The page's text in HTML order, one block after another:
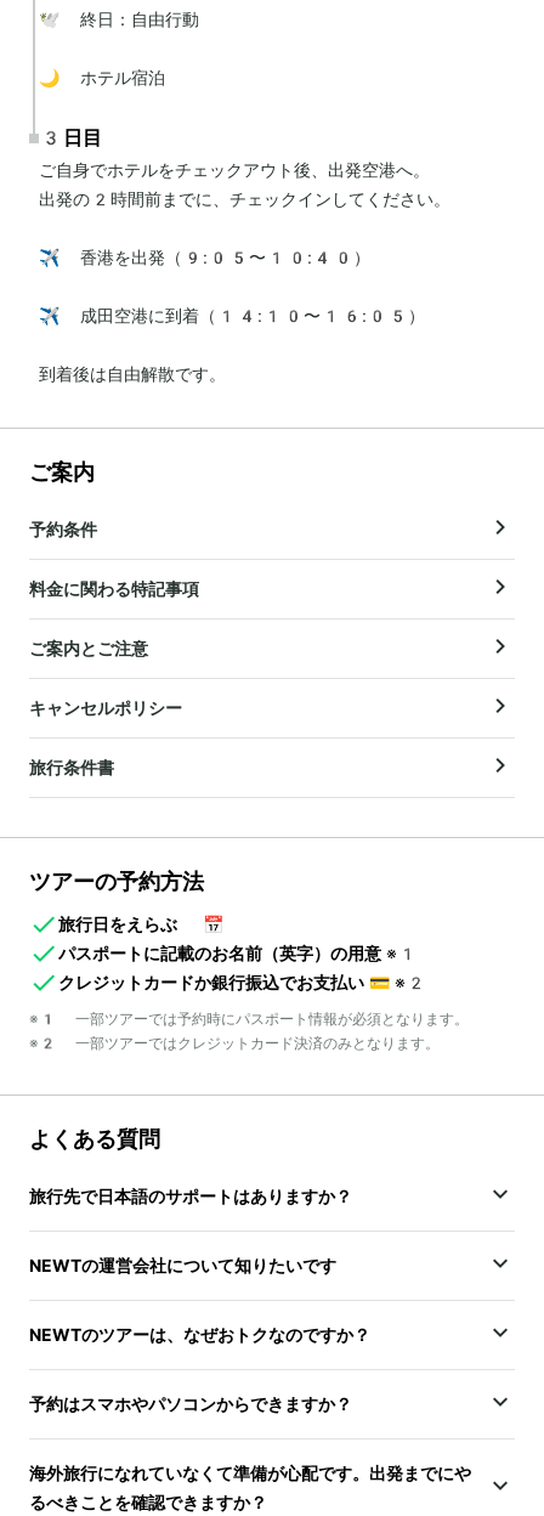
🕊 終日：自由行動
🌙 ホテル宿泊
3日目
ご自身でホテルをチェックアウト後、出発空港へ。
出発の2時間前までに、チェックインしてください。
✈️ 香港を出発（9:05〜10:40）
✈️ 成田空港に到着（14:10〜16:05）
到着後は自由解散です。
ご案内
予約条件
料金に関わる特記事項
ご案内とご注意
キャンセルポリシー
旅行条件書
ツアーの予約方法
旅行日をえらぶ
📅
パスポートに記載のお名前（英字）の用意 ※1
クレジットカードか銀行振込でお支払い 💳 ※2
※1 一部ツアーでは予約時にパスポート情報が必須となります。
※2 一部ツアーではクレジットカード決済のみとなります。
よくある質問
旅行先で日本語のサポートはありますか？
NEWTの運営会社について知りたいです
NEWTのツアーは、なぜおトクなのですか？
予約はスマホやパソコンからできますか？
海外旅行になれていなくて準備が心配です。出発までにや
るべきことを確認できますか？